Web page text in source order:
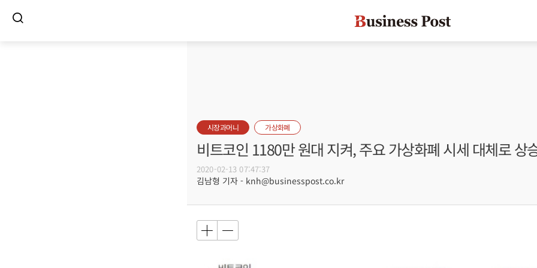
시장과머니 가상화폐
비트코인 1180만 원대 지켜, 주요 가상화폐 시세 대체로 상
2020-02-13 07:47:37
김남형 기자 - knh@businesspost.co.kr